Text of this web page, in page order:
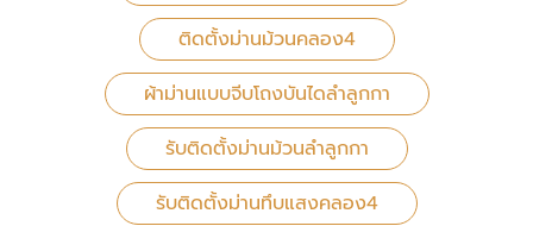
ติดตั้งม่านม้วนคลอง4
ผ้าม่านแบบจีบโถงบันไดลำลูกกา
รับติดตั้งม่านม้วนลำลูกกา
รับติดตั้งม่านทึบแสงคลอง4